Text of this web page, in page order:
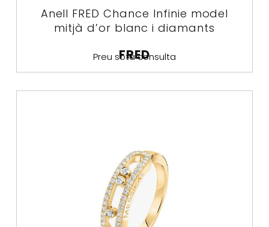
Anell FRED Chance Infinie model
mitjà d’or blanc i diamants
FRED
Preu sota consulta